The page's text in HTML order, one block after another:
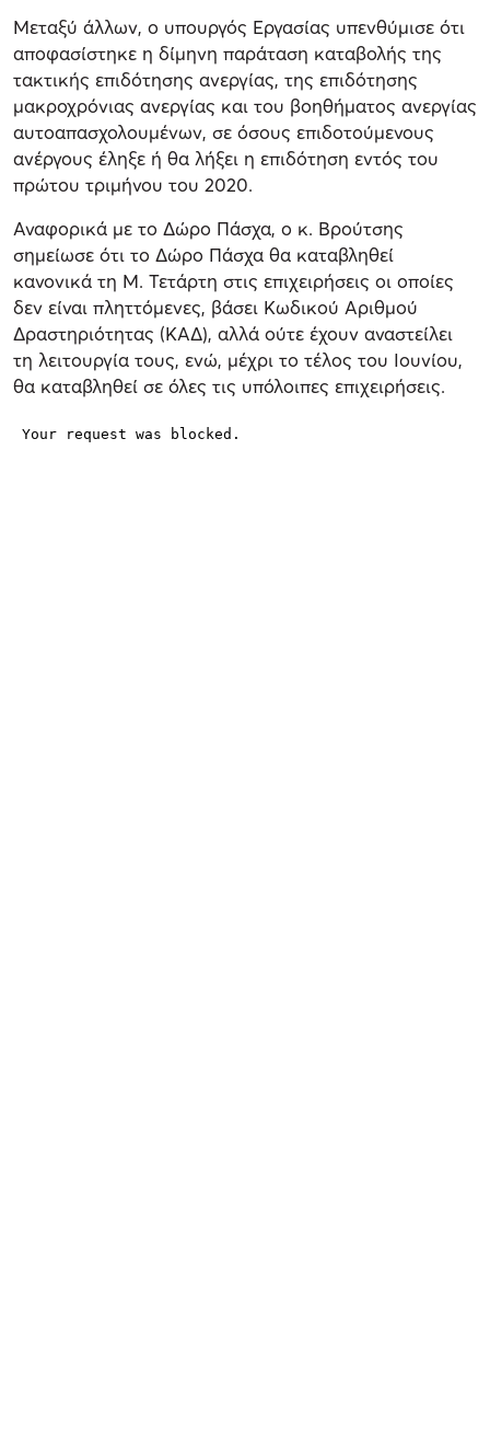
Μεταξύ άλλων, ο υπουργός Εργασίας υπενθύμισε ότι
αποφασίστηκε η δίμηνη παράταση καταβολής της
τακτικής επιδότησης ανεργίας, της επιδότησης
μακροχρόνιας ανεργίας και του βοηθήματος ανεργίας
αυτοαπασχολουμένων, σε όσους επιδοτούμενους
ανέργους έληξε ή θα λήξει η επιδότηση εντός του
πρώτου τριμήνου του 2020.
Αναφορικά με το Δώρο Πάσχα, ο κ. Βρούτσης
σημείωσε ότι το Δώρο Πάσχα θα καταβληθεί
κανονικά τη Μ. Τετάρτη στις επιχειρήσεις οι οποίες
δεν είναι πληττόμενες, βάσει Κωδικού Αριθμού
Δραστηριότητας (ΚΑΔ), αλλά ούτε έχουν αναστείλει
τη λειτουργία τους, ενώ, μέχρι το τέλος του Ιουνίου,
θα καταβληθεί σε όλες τις υπόλοιπες επιχειρήσεις.